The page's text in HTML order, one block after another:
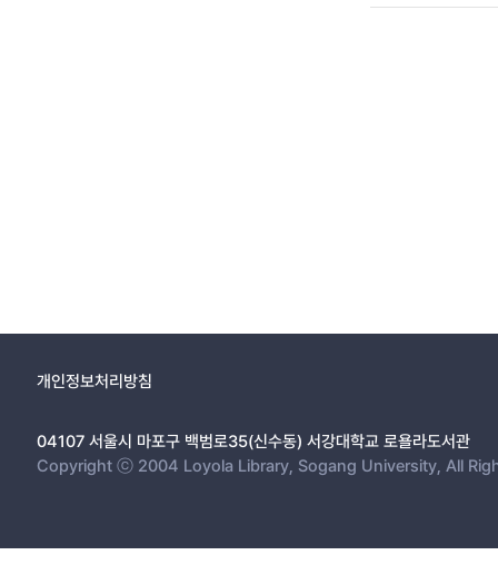
개인정보처리방침
04107 서울시 마포구 백범로35(신수동) 서강대학교 로욜라도서관
Copyright ⓒ 2004 Loyola Library, Sogang University, All